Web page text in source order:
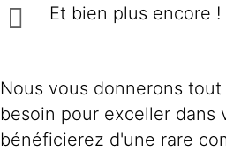
Et bien plus encore !
Nous vous donnerons
besoin pour exceller dans
bénéficierez d'une rare